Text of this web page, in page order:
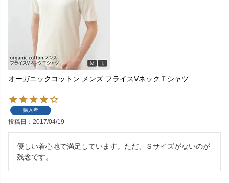
オーガニックコットン メンズ フライスVネックＴシャツ
購入者
投稿日 2017/04/19
優しい着心地で満足しています。ただ、Ｓサイズがないのが
残念です。